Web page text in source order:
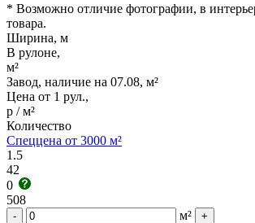
* Возможно отличие фотографии, в
товара.
Ширина, м
В рулоне,
м²
Завод, наличие на 07.08, м²
Цена от 1 рул.,
р / м²
Количество
Спеццена от 3000 м²
1.5
42
0
508
- м² +